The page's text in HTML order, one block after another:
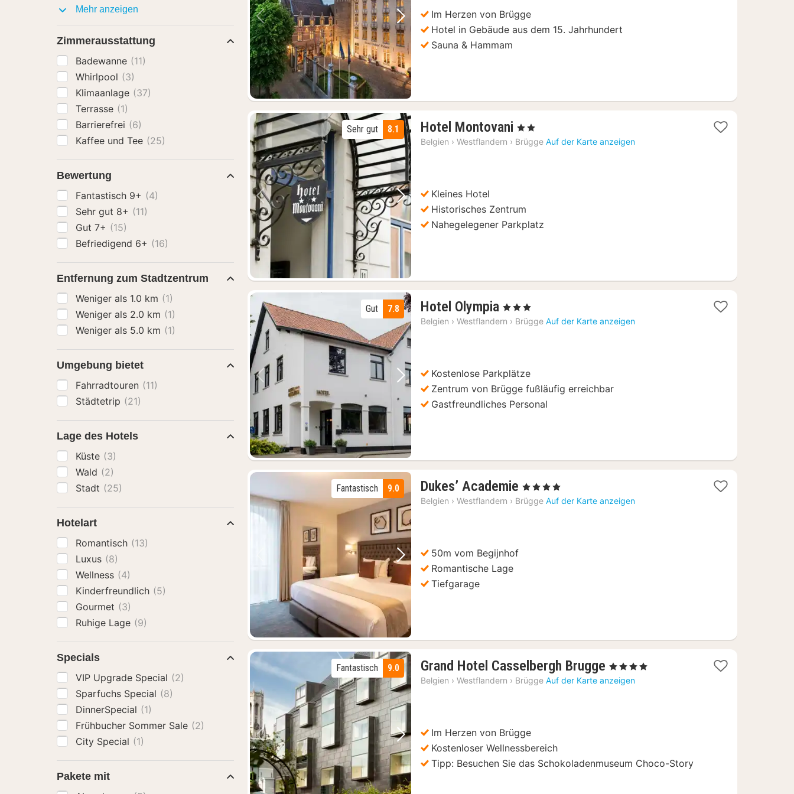
Vorheriges Bild Nächstes Bild
Im Herzen von Brügge
Hotel in Gebäude aus dem 15. Jahrhundert
Sauna & Hammam
Vorheriges Bild Nächstes Bild
8.1
Sehr gut Hotel Montovani 1
Nacht
, 2 Sterne
Belgien › Westflandern › Brügge Auf der Karte anzeigen
Kleines Hotel
Historisches Zentrum
Nahegelegener Parkplatz
Vorheriges Bild Nächstes Bild
7.8
Gut Hotel Olympia 1
Nacht
, 3 Sterne
Belgien › Westflandern › Brügge Auf der Karte anzeigen
Kostenlose Parkplätze
Zentrum von Brügge fußläufig erreichbar
Gastfreundliches Personal
Vorheriges Bild Nächstes Bild
9.0
Fantastisch Dukes’ Academie 1
Nacht
, 4 Sterne
Belgien › Westflandern › Brügge Auf der Karte anzeigen
50m vom Begijnhof
Romantische Lage
Tiefgarage
Vorheriges Bild Nächstes Bild
9.0
Fantastisch Grand Hotel Casselbergh Brugge 1
Nacht
, 4 Sterne
Belgien › Westflandern › Brügge Auf der Karte anzeigen
Im Herzen von Brügge
Kostenloser Wellnessbereich
Tipp: Besuchen Sie das Schokoladenmuseum Choco-Story
Mehr anzeigen
Zimmerausstattung
Badewanne (11)
Whirlpool (3)
Klimaanlage (37)
Terrasse (1)
Barrierefrei (6)
Kaffee und Tee (25)
Bewertung
Fantastisch 9+ (4)
Sehr gut 8+ (11)
Gut 7+ (15)
Befriedigend 6+ (16)
Entfernung zum Stadtzentrum
Weniger als 1.0 km (1)
Weniger als 2.0 km (1)
Weniger als 5.0 km (1)
Umgebung bietet
Fahrradtouren (11)
Städtetrip (21)
Lage des Hotels
Küste (3)
Wald (2)
Stadt (25)
Hotelart
Romantisch (13)
Luxus (8)
Wellness (4)
Kinderfreundlich (5)
Gourmet (3)
Ruhige Lage (9)
Specials
VIP Upgrade Special (2)
Sparfuchs Special (8)
DinnerSpecial (1)
Frühbucher Sommer Sale (2)
City Special (1)
Pakete mit